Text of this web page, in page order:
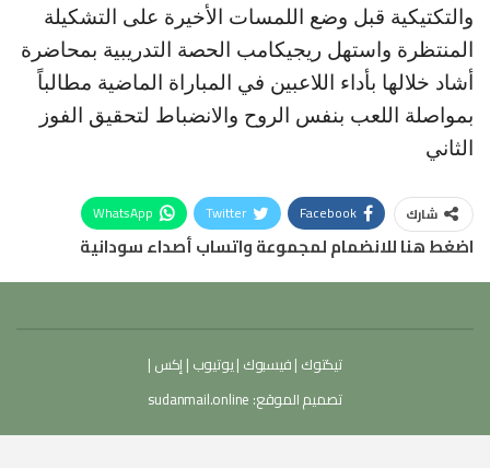
والتكتيكية قبل وضع اللمسات الأخيرة على التشكيلة
المنتظرة واستهل ريجيكامب الحصة التدريبية بمحاضرة
أشاد خلالها بأداء اللاعبين في المباراة الماضية مطالباً
بمواصلة اللعب بنفس الروح والانضباط لتحقيق الفوز
الثاني
شارك Facebook
Twitter
WhatsApp
اضغط هنا للانضمام لمجموعة واتساب أصداء سودانية
تيكتوك |فيسبوك |يوتيوب |إكس |
تصميم الموقع: sudanmail.online